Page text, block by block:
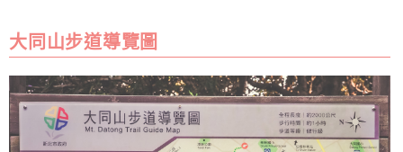
大同山步道導覽圖